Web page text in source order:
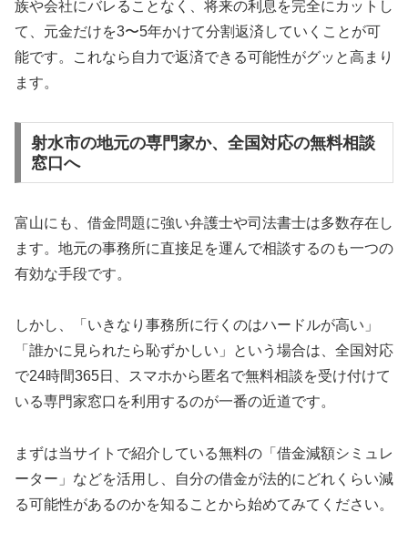
族や会社にバレることなく、将来の利息を完全にカットし
て、元金だけを3〜5年かけて分割返済していくことが可
能です。これなら自力で返済できる可能性がグッと高まり
ます。
射水市の地元の専門家か、全国対応の無料相談
窓口へ
富山にも、借金問題に強い弁護士や司法書士は多数存在し
ます。地元の事務所に直接足を運んで相談するのも一つの
有効な手段です。
しかし、「いきなり事務所に行くのはハードルが高い」
「誰かに見られたら恥ずかしい」という場合は、全国対応
で24時間365日、スマホから匿名で無料相談を受け付けて
いる専門家窓口を利用するのが一番の近道です。
まずは当サイトで紹介している無料の「借金減額シミュレ
ーター」などを活用し、自分の借金が法的にどれくらい減
る可能性があるのかを知ることから始めてみてください。